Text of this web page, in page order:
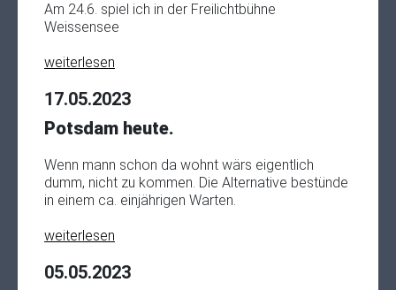
Am 24.6. spiel ich in der Freilichtbühne
Weissensee
weiterlesen
17.05.2023
Potsdam heute.
Wenn mann schon da wohnt wärs eigentlich
dumm, nicht zu kommen. Die Alternative bestünde
in einem ca. einjährigen Warten.
weiterlesen
05.05.2023